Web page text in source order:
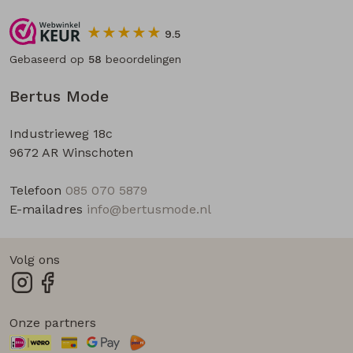
Bertus Mode
Industrieweg 18c
9672 AR Winschoten
Telefoon 085 070 5879
E-mailadres info@bertusmode.nl
9.5
Gebaseerd op 58 beoordelingen
Volg ons
Onze partners